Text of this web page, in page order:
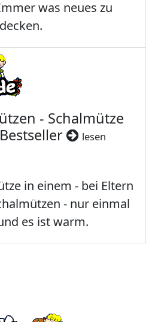
was neues zu
- Schalmütze
lesen
in einem - bei Eltern
- nur einmal
es ist warm.